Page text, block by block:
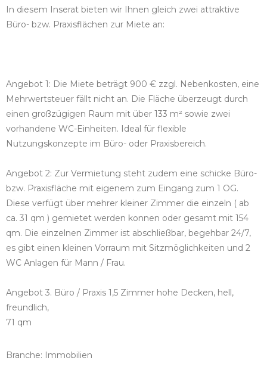
In diesem Inserat bieten wir Ihnen gleich zwei attraktive
Büro- bzw. Praxisflächen zur Miete an:
Angebot 1: Die Miete beträgt 900 € zzgl. Nebenkosten, eine
Mehrwertsteuer fällt nicht an. Die Fläche überzeugt durch
einen großzügigen Raum mit über 133 m² sowie zwei
vorhandene WC-Einheiten. Ideal für flexible
Nutzungskonzepte im Büro- oder Praxisbereich.
Angebot 2: Zur Vermietung steht zudem eine schicke Büro-
bzw. Praxisfläche mit eigenem zum Eingang zum 1 OG.
Diese verfügt über mehrer kleiner Zimmer die einzeln ( ab
ca. 31 qm ) gemietet werden konnen oder gesamt mit 154
qm. Die einzelnen Zimmer ist abschließbar, begehbar 24/7,
es gibt einen kleinen Vorraum mit Sitzmöglichkeiten und 2
WC Anlagen für Mann / Frau.
Angebot 3. Büro / Praxis 1,5 Zimmer hohe Decken, hell,
freundlich,
71 qm
Branche: Immobilien